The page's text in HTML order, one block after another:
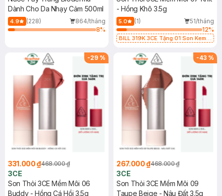
Dành Cho Da Nhạy Cảm 500ml
4.9 (228)
864/tháng
8%
- Hồng Khô 3.5g
5.0 (1)
51/tháng
12%
BILL 319K 3CE Tặng 01 Son Kem
1.5g (SL có hạn)
-29 %
331.000 ₫468.000 ₫
3CE
Son Thỏi 3CE Mềm Môi 06
Buddy - Hồng Cá Hồi 3.5g
-43 %
267.000 ₫468.000 ₫
3CE
Son Thỏi 3CE Mềm Môi 09
Taupe Beige - Nâu Đất 3.5g